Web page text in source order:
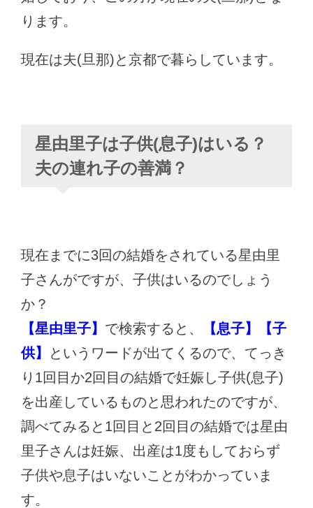
ります。
現在は夫(旦那)と京都で暮らしています。
星由里子は子供(息子)はいる？
夫の連れ子の善満？
現在までに3回の結婚をされている星由里
子さんがですが、子供はいるのでしょう
か？
【星由里子】 で検索すると、
【息子】【子
供】
というワードが出てくるので、てっき
り1回目か2回目の結婚で妊娠し子供(息子)
を出産しているものと思われたのですが、
調べてみると1回目と2回目の結婚では星由
里子さんは妊娠、出産は1度もしておらず
子供や息子はいないことがわかっていま
す。